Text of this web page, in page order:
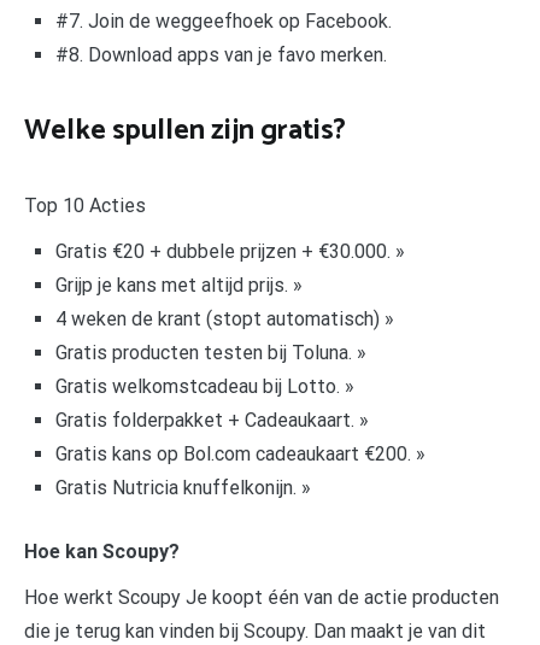
#7. Join de weggeefhoek op Facebook.
#8. Download apps van je favo merken.
Welke spullen zijn gratis?
Top 10 Acties
Gratis €20 + dubbele prijzen + €30.000. »
Grijp je kans met altijd prijs. »
4 weken de krant (stopt automatisch) »
Gratis producten testen bij Toluna. »
Gratis welkomstcadeau bij Lotto. »
Gratis folderpakket + Cadeaukaart. »
Gratis kans op Bol.com cadeaukaart €200. »
Gratis Nutricia knuffelkonijn. »
Hoe kan Scoupy?
Hoe werkt Scoupy Je koopt één van de actie producten
die je terug kan vinden bij Scoupy. Dan maakt je van dit